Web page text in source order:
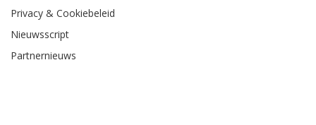
Privacy & Cookiebeleid
Nieuwsscript
Partnernieuws